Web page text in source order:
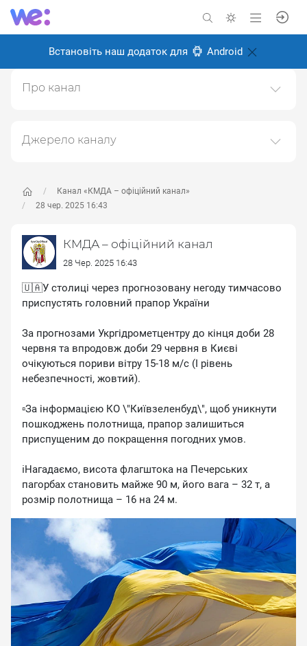
Встановіть наш додаток для Android
Канал «КМДА – офіційний канал»
28 чер. 2025 16:43
КМДА – офіційний канал
28 Чер. 2025 16:43
🇺🇦У столиці через прогнозовану негоду тимчасово
приспустять головний прапор України
За прогнозами Укргідрометцентру до кінця доби 28
червня та впродовж доби 29 червня в Києві
очікуються пориви вітру 15-18 м/с (I рівень
небезпечності, жовтий).
▫️За інформацією КО \"Київзеленбуд\", щоб уникнути
пошкоджень полотнища, прапор залишиться
приспущеним до покращення погодних умов.
ℹ️Нагадаємо, висота флагштока на Печерських
пагорбах становить майже 90 м, його вага – 32 т, а
розмір полотнища – 16 на 24 м.
Про канал
Створено: 6 листопада 2024
Джерело каналу
метою його популяризації та збільшення аудиторії
його підписників.
отримання повної інформації про Автора, чи
предмет допису.